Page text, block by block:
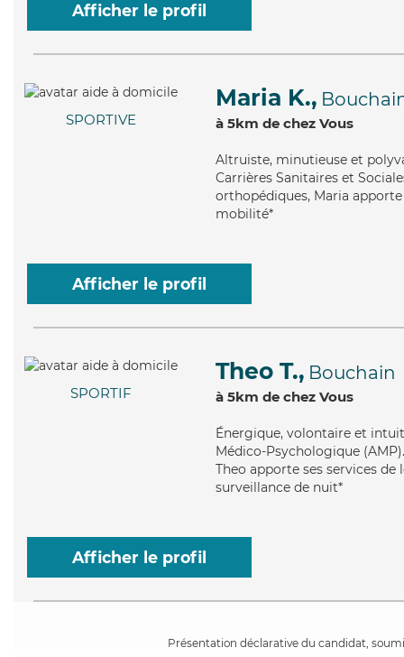
Afficher le profil
SPORTIVE
Maria K.,
à 5km de chez Vous
Altruiste, minutieuse et
Carrières Sanitaires et
orthopédiques, Maria
mobilité*
Afficher le profil
SPORTIF
Theo T., Bouchain
à 5km de chez Vous
Énergique, volontaire et
Médico-Psychologique
Theo apporte ses services
surveillance de nuit*
Afficher le profil
Présentation déclarative du candidat,